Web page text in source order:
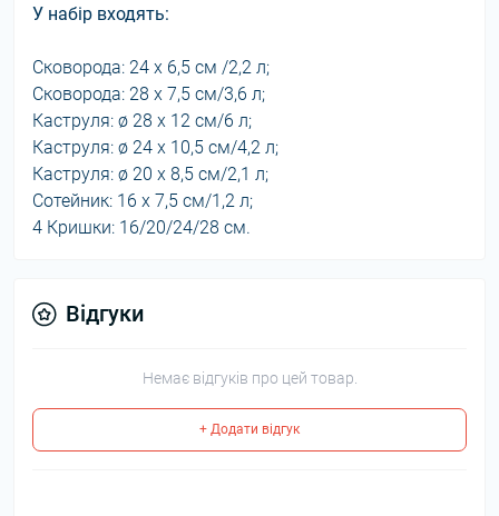
У набір входять:
Сковорода: 24 x 6,5 см /2,2 л;
Сковорода: 28 x 7,5 см/3,6 л;
Каструля: ø 28 x 12 см/6 л;
Каструля: ø 24 x 10,5 см/4,2 л;
Каструля: ø 20 x 8,5 см/2,1 л;
Сотейник: 16 x 7,5 см/1,2 л;
4 Кришки: 16/20/24/28 см.
Відгуки
Немає відгуків про цей товар.
+ Додати відгук